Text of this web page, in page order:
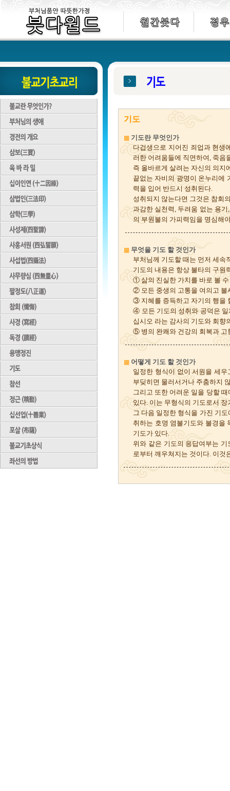
기도
▩ 기도란 무엇인가
다겁생으로 지어진 죄업과 현생
러한 어려움들에 직면하여, 죽음
즉 올바르게 살려는 자신의 의지
끝없는 자비의 광명이 온누리에
력을 입어 반드시 성취된다.
성취되지 않는다면 그것은 참회
과감한 실천력, 두려움 없는 용
의 부원불의 가피력임을 명심해
▩ 무엇을 기도 할 것인가
부처님께 기도할 때는 먼저 세속
기도의 내용은 항상 불타의 구원
① 삶의 진실한 가치를 바로 볼
② 모든 중생의 고통을 여의고 불
③ 지혜를 증득하고 자기의 행을
④ 모든 기도의 성취와 공덕은 일
십시오 라는 감사의 기도와 회향
⑤ 병의 완쾌와 건강의 회복과 고
▩ 어떻게 기도 할 것인가
일정한 형식이 없이 서원을 세
부딪히면 물러서거나 주춤하지
그리고 또한 어려운 일을 당할
있다. 이는 무형식의 기도로서
그 다음 일정한 형식을 가진 기
취하는 호명 염불기도와 불경을
기도가 있다.
위와 같은 기도의 응답여부는
로부터 깨우쳐지는 것이다. 이것